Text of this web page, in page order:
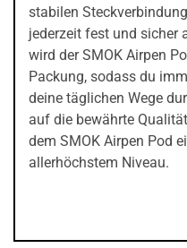
stabilen
jederzeit fest und sicher
wird der SMOK Airpen
Packung, sodass du
deine täglichen Wege
auf die bewährte
dem SMOK Airpen Pod
allerhöchstem Niveau.